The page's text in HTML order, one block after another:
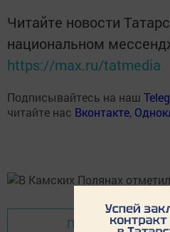
Читайте новости
национальном
https://max.ru/tatmedia
Подписывайтесь на наш
читайте нас Вконтакте,
Перейти на